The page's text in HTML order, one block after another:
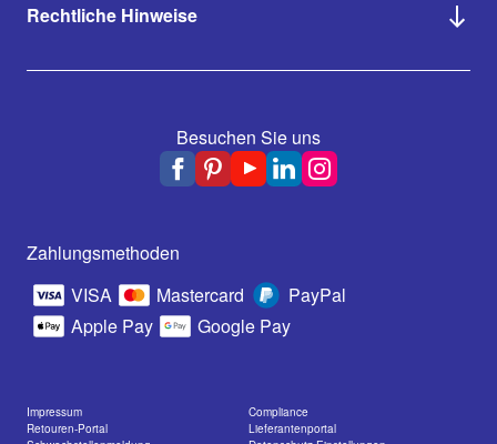
Rechtliche Hinweise
Besuchen Sie uns
Zahlungsmethoden
VISA
Mastercard
PayPal
Apple Pay
Google Pay
Impressum
Compliance
Retouren-Portal
Lieferantenportal